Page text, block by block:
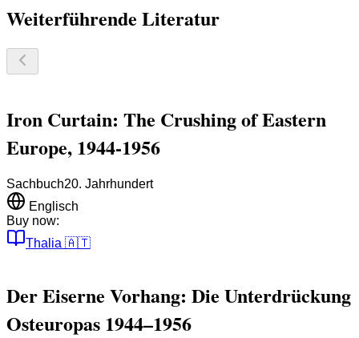
Weiterführende Literatur
Iron Curtain: The Crushing of Eastern
Europe, 1944-1956
Sachbuch20. Jahrhundert
Englisch
Buy now:
Thalia 🇦🇹
Der Eiserne Vorhang: Die Unterdrückung
Osteuropas 1944–1956